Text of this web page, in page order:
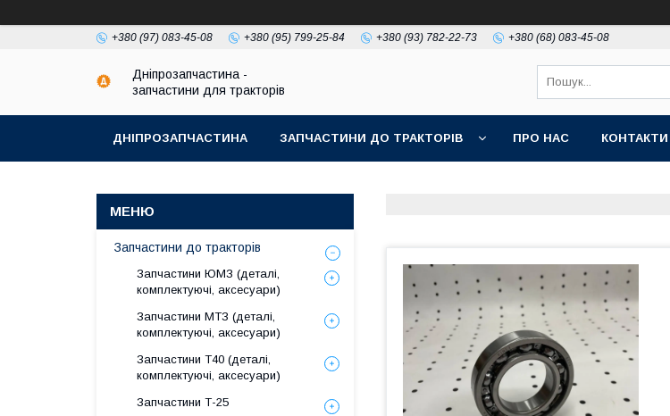
+380 (97) 083-45-08 +380 (95) 799-25-84 +380 (93) 782-22-73 +380 (68) 083-45-08
Дніпрозапчастина -
запчастини для тракторів
ДНІПРОЗАПЧАСТИНА ЗАПЧАСТИНИ ДО ТРАКТОРІВ ПРО НАС КОНТАКТИ
Запчастини до тракторів
Запчастини ЮМЗ (деталі,
комплектуючі, аксесуари)
Запчастини МТЗ (деталі,
комплектуючі, аксесуари)
Запчастини Т40 (деталі,
комплектуючі, аксесуари)
Запчастини Т-25